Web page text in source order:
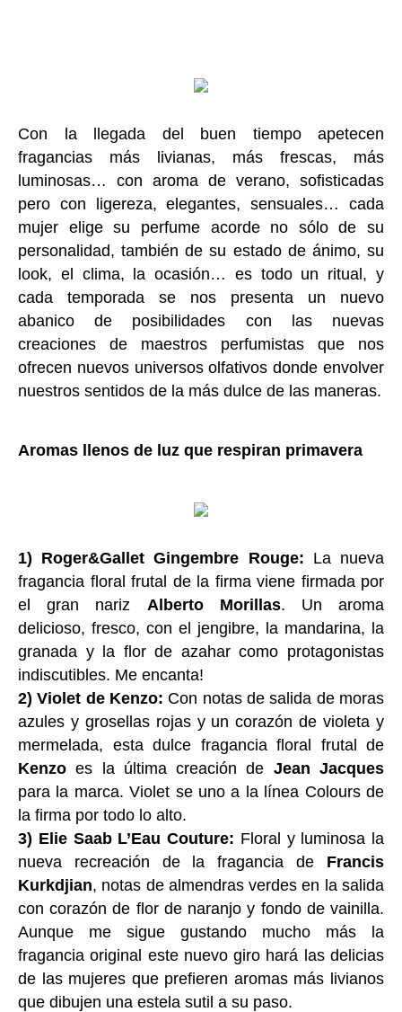
Con la llegada del buen tiempo apetecen
fragancias más livianas, más frescas, más
luminosas… con aroma de verano, sofisticadas
pero con ligereza, elegantes, sensuales… cada
mujer elige su perfume acorde no sólo de su
personalidad, también de su estado de ánimo, su
look, el clima, la ocasión… es todo un ritual, y
cada temporada se nos presenta un nuevo
abanico de posibilidades con las nuevas
creaciones de maestros perfumistas que nos
ofrecen nuevos universos olfativos donde envolver
nuestros sentidos de la más dulce de las maneras.
Aromas llenos de luz que respiran primavera
1) Roger&Gallet Gingembre Rouge: La nueva
fragancia floral frutal de la firma viene firmada por
el gran nariz Alberto Morillas. Un aroma
delicioso, fresco, con el jengibre, la mandarina, la
granada y la flor de azahar como protagonistas
indiscutibles. Me encanta!
2) Violet de Kenzo: Con notas de salida de moras
azules y grosellas rojas y un corazón de violeta y
mermelada, esta dulce fragancia floral frutal de
Kenzo es la última creación de Jean Jacques
para la marca. Violet se uno a la línea Colours de
la firma por todo lo alto.
3) Elie Saab L’Eau Couture: Floral y luminosa la
nueva recreación de la fragancia de Francis
Kurkdjian, notas de almendras verdes en la salida
con corazón de flor de naranjo y fondo de vainilla.
Aunque me sigue gustando mucho más la
fragancia original este nuevo giro hará las delicias
de las mujeres que prefieren aromas más livianos
que dibujen una estela sutil a su paso.